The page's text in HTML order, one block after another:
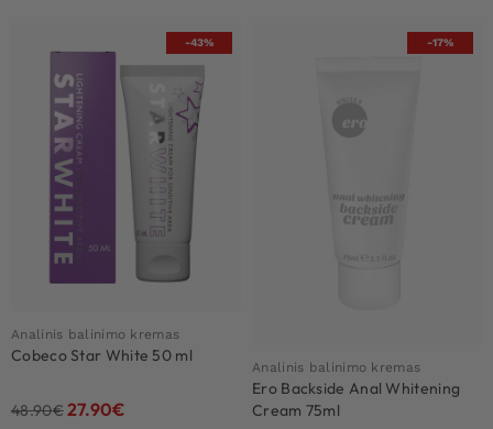
-43%
Analinis balinimo kremas
Cobeco Star White 50 ml
48.90€27.90€
-17%
Analinis balinimo kremas
Ero Backside Anal Whitening
Cream 75ml